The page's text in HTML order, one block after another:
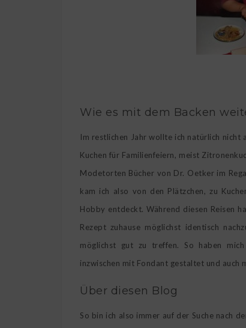
Wie es mit dem Backen
Im restlichen Jahr wollte ich natürlich nicht
Kuchen für Familienfeiern, meist
Modetorten Bücher von Dr. Oetker im
kam ich also von den Plätzchen, zu
Hobby entdeckt. Während diesen Reisen
Rezept zuhause möglichst identisch
möglichst gut zu treffen. So haben
inzwischen mit Fondant gestaltet und auch
Über diesen Blog
So bin ich also immer auf der Suche nach